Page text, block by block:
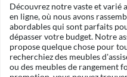
Découvrez notre vaste et varié
en ligne, où nous avons
abordables qui sont parfaits
dépasser votre budget. Notre
propose quelque chose pour
recherchiez des meubles
ou des meubles de rangement